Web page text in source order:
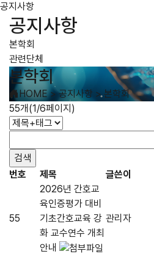
공지사항
공지사항
본학회
관련단체
본학회
HOME>공지사항 >본학회
55개(1/6페이지)
번호 제목 글쓴이
55
2026년 간호교
육인증평가 대비
기초간호교육 강
화 교수연수 개최
안내
관리자